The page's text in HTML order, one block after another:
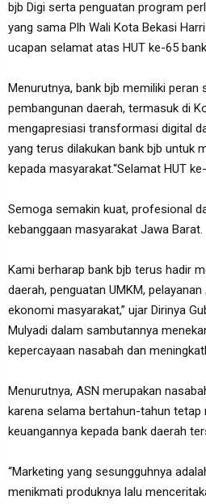
bjb Digi serta penguatan program
yang sama Plh Wali Kota Bekasi
ucapan selamat atas HUT ke-65
Menurutnya, bank bjb memiliki
pembangunan daerah, termasuk di
mengapresiasi transformasi digital
yang terus dilakukan bank bjb untuk
kepada masyarakat.“Selamat HUT
Semoga semakin kuat, profesional
kebanggaan masyarakat Jawa Barat.
Kami berharap bank bjb terus hadir
daerah, penguatan UMKM,
ekonomi masyarakat,” ujar Dirinya
Mulyadi dalam sambutannya
kepercayaan nasabah dan
Menurutnya, ASN merupakan
karena selama bertahun-tahun tetap
keuangannya kepada bank daerah
“Marketing yang sesungguhnya
menikmati produknya lalu